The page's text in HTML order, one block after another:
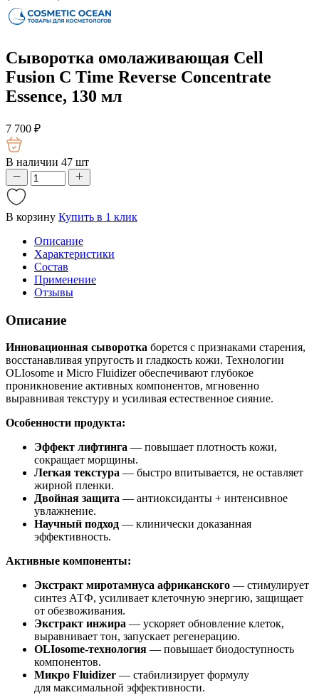
Сыворотка омолаживающая Cell
Fusion C Time Reverse Concentrate
Essence, 130 мл
7 700 ₽
В наличии 47 шт
В корзину Купить в 1 клик
Описание
Характеристики
Состав
Применение
Отзывы
Описание
Инновационная сыворотка борется с признаками старения,
восстанавливая упругость и гладкость кожи. Технологии
OLIosome и Micro Fluidizer обеспечивают глубокое
проникновение активных компонентов, мгновенно
выравнивая текстуру и усиливая естественное сияние.
Особенности продукта:
Эффект лифтинга — повышает плотность кожи,
сокращает морщины.
Легкая текстура — быстро впитывается, не оставляет
жирной пленки.
Двойная защита — антиоксиданты + интенсивное
увлажнение.
Научный подход — клинически доказанная
эффективность.
Активные компоненты:
Экстракт миротамнуса африканского — стимулирует
синтез АТФ, усиливает клеточную энергию, защищает
от обезвоживания.
Экстракт инжира — ускоряет обновление клеток,
выравнивает тон, запускает регенерацию.
OLIosome-технология — повышает биодоступность
компонентов.
Микро Fluidizer — стабилизирует формулу
для максимальной эффективности.